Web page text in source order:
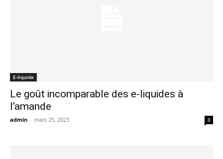
E-liquide
Le goût incomparable des e-liquides à
l’amande
admin - mars 25, 2023 0